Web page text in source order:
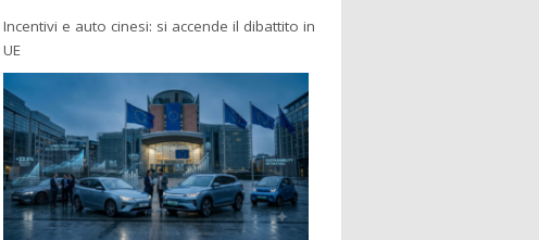
Incentivi e auto cinesi: si accende il dibattito in
UE